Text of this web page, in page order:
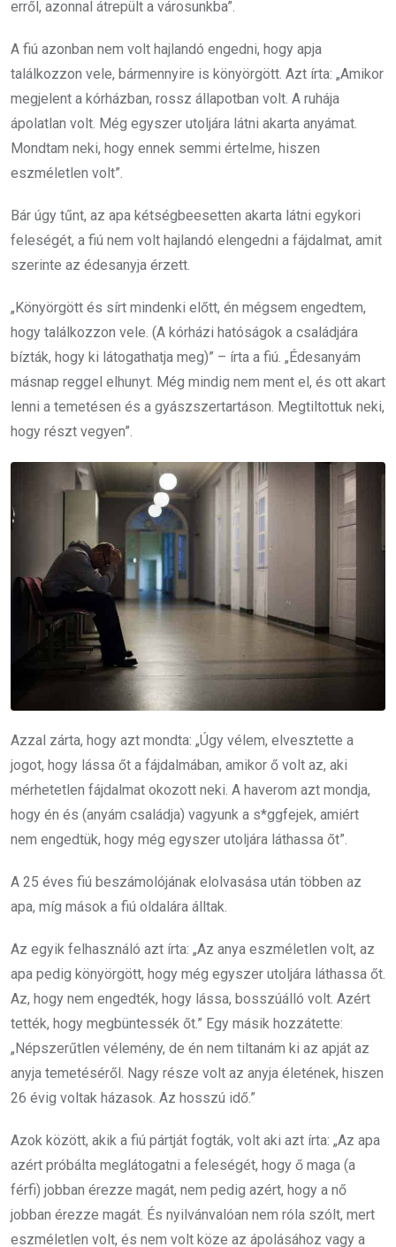
erről, azonnal átrepült a városunkba”.
A fiú azonban nem volt hajlandó engedni, hogy apja
találkozzon vele, bármennyire is könyörgött. Azt írta: „Amikor
megjelent a kórházban, rossz állapotban volt. A ruhája
ápolatlan volt. Még egyszer utoljára látni akarta anyámat.
Mondtam neki, hogy ennek semmi értelme, hiszen
eszméletlen volt”.
Bár úgy tűnt, az apa kétségbeesetten akarta látni egykori
feleségét, a fiú nem volt hajlandó elengedni a fájdalmat, amit
szerinte az édesanyja érzett.
„Könyörgött és sírt mindenki előtt, én mégsem engedtem,
hogy találkozzon vele. (A kórházi hatóságok a családjára
bízták, hogy ki látogathatja meg)” – írta a fiú. „Édesanyám
másnap reggel elhunyt. Még mindig nem ment el, és ott akart
lenni a temetésen és a gyászszertartáson. Megtiltottuk neki,
hogy részt vegyen”.
Azzal zárta, hogy azt mondta: „Úgy vélem, elvesztette a
jogot, hogy lássa őt a fájdalmában, amikor ő volt az, aki
mérhetetlen fájdalmat okozott neki. A haverom azt mondja,
hogy én és (anyám családja) vagyunk a s*ggfejek, amiért
nem engedtük, hogy még egyszer utoljára láthassa őt”.
A 25 éves fiú beszámolójának elolvasása után többen az
apa, míg mások a fiú oldalára álltak.
Az egyik felhasználó azt írta: „Az anya eszméletlen volt, az
apa pedig könyörgött, hogy még egyszer utoljára láthassa őt.
Az, hogy nem engedték, hogy lássa, bosszúálló volt. Azért
tették, hogy megbüntessék őt.” Egy másik hozzátette:
„Népszerűtlen vélemény, de én nem tiltanám ki az apját az
anyja temetéséről. Nagy része volt az anyja életének, hiszen
26 évig voltak házasok. Az hosszú idő.”
Azok között, akik a fiú pártját fogták, volt aki azt írta: „Az apa
azért próbálta meglátogatni a feleségét, hogy ő maga (a
férfi) jobban érezze magát, nem pedig azért, hogy a nő
jobban érezze magát. És nyilvánvalóan nem róla szólt, mert
eszméletlen volt, és nem volt köze az ápolásához vagy a